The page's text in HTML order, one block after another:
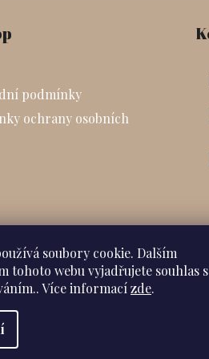
soubory cookie. Dalším
tohoto webu vyjadřujete souhlas s
Více informacízde.
podmínky
ochrany osobních